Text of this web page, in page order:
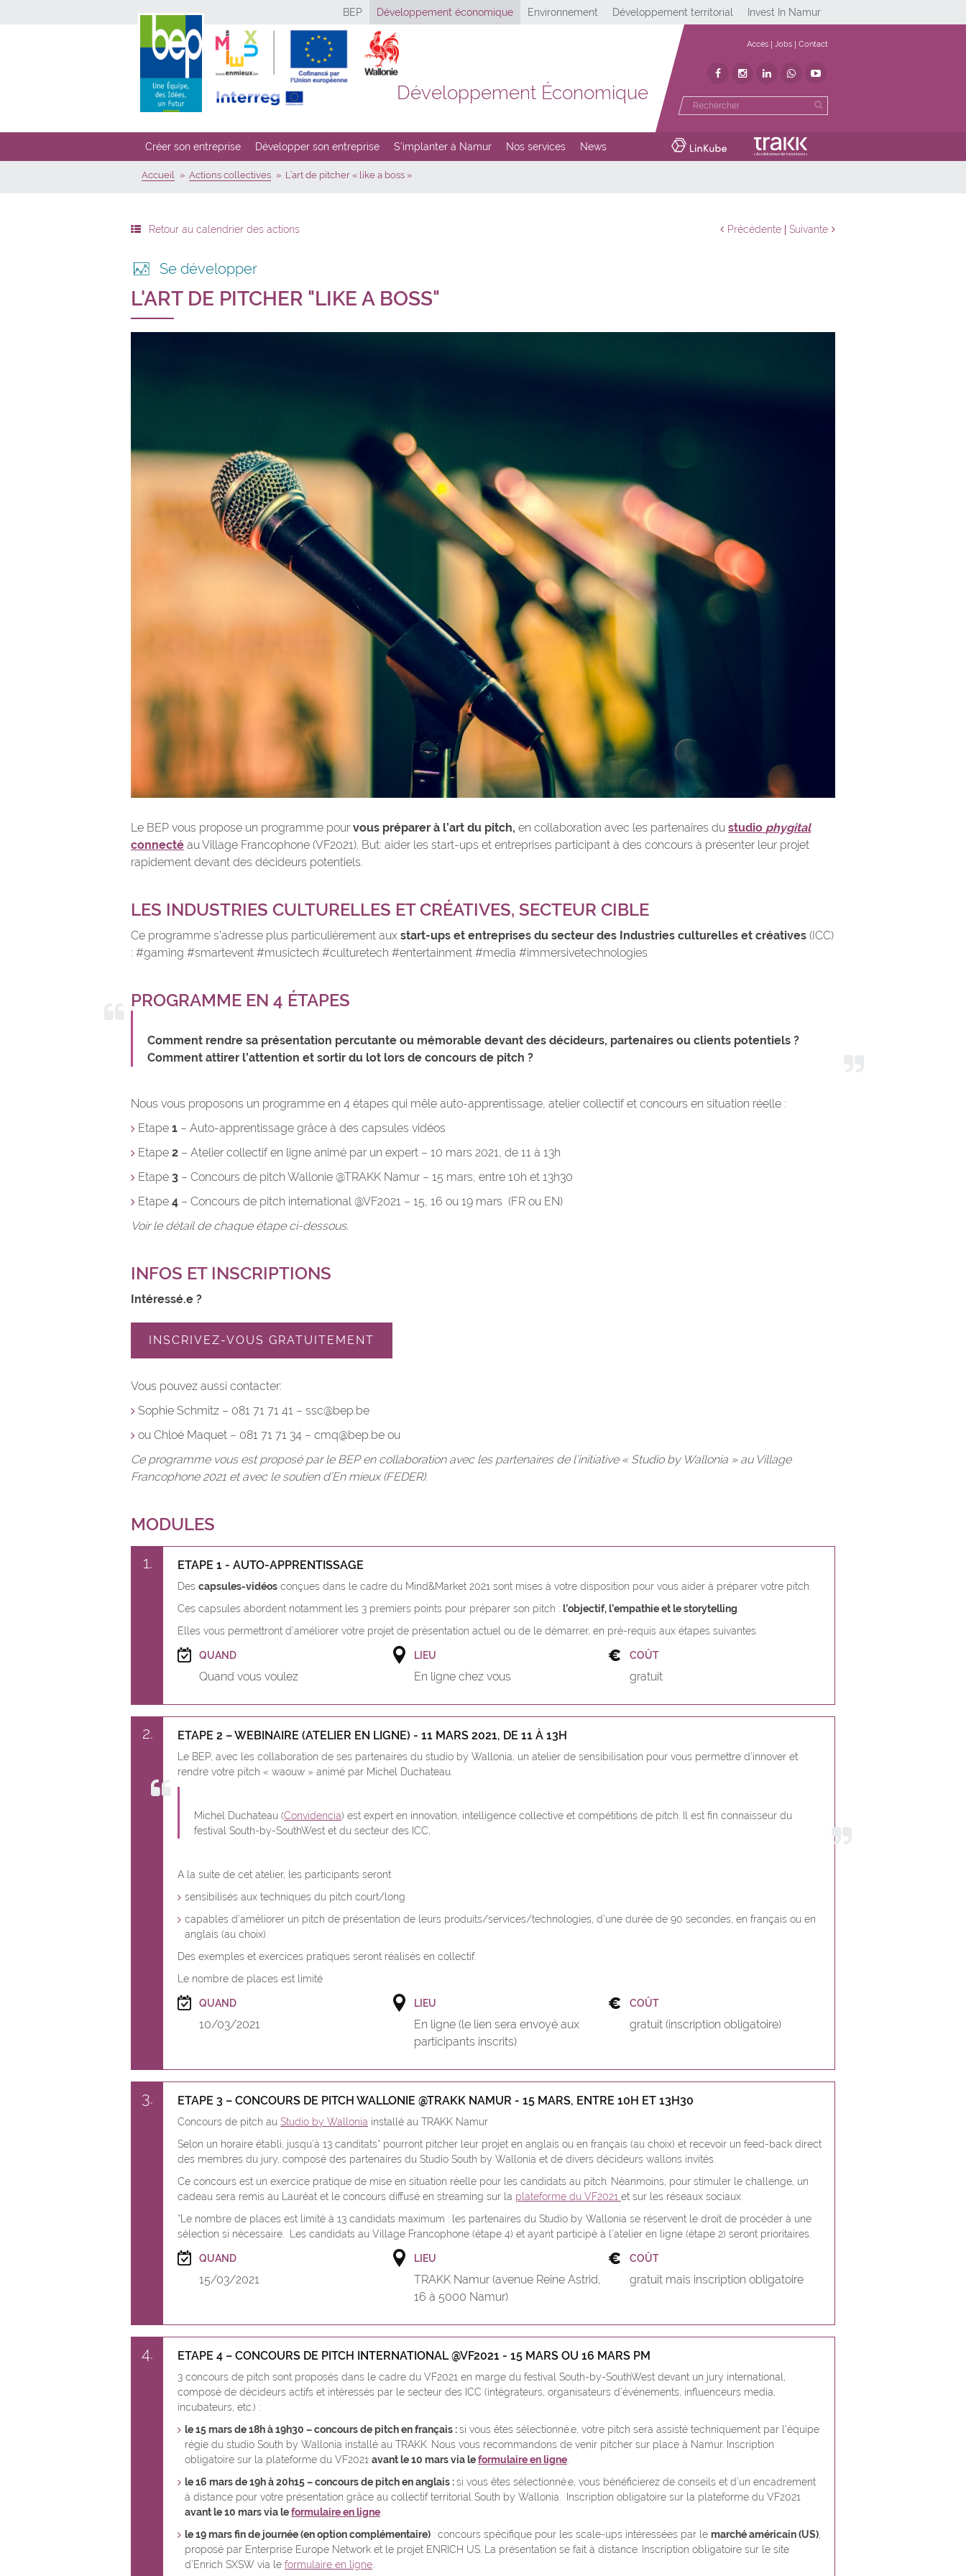
BEP Développement économique Environnement Développement territorial Invest In Namur
Développement Économique
Accès Jobs Contact
Créer son entreprise Développer son entreprise S’implanter à Namur Nos services News
Accueil Actions collectives L’art de pitcher « like a boss »
Retour au calendrier des actions Suivante
Précédente
Se développer
L'ART DE PITCHER "LIKE A BOSS"
Le BEP vous propose un programme pourvous préparer à l’art du pitch, en collaboration avec les partenaires du studio phygital
connecté au Village Francophone (VF2021). But: aider les start-ups et entreprises participant à des concours à présenter leur projet
rapidement devant des décideurs potentiels.
LES INDUSTRIES CULTURELLES ET CRÉATIVES, SECTEUR CIBLE
Ce programme s’adresse plus particulièrement aux start-ups et entreprises du secteur des Industries culturelles et créatives (ICC)
: #gaming #smartevent #musictech #culturetech #entertainment #media #immersivetechnologies
PROGRAMME EN 4 ÉTAPES
Comment rendre sa présentation percutante ou mémorable devant des décideurs, partenaires ou clients potentiels ?
Comment attirer l’attention et sortir du lot lors de concours de pitch ?
Nous vous proposons un programme en 4 étapes qui mêle auto-apprentissage, atelier collectif et concours en situation réelle :
Etape 1 – Auto-apprentissage grâce à des capsules vidéos
Etape 2 – Atelier collectif en ligne animé par un expert – 10 mars 2021, de 11 à 13h
Etape 3 – Concours de pitch Wallonie @TRAKK Namur – 15 mars, entre 10h et 13h30
Etape 4 – Concours de pitch international @VF2021 – 15, 16 ou 19 mars (FR ou EN)
Voir le détail de chaque étape ci-dessous.
INFOS ET INSCRIPTIONS
Intéressé.e ?
INSCRIVEZ-VOUS GRATUITEMENT
Vous pouvez aussi contacter:
Sophie Schmitz – 081 71 71 41 – ssc@bep.be
ou Chloé Maquet – 081 71 71 34 – cmq@bep.be ou
Ce programme vous est proposé par le BEP en collaboration avec les partenaires de l’initiative « Studio by Wallonia » au Village
Francophone 2021 et avec le soutien d’En mieux (FEDER).
MODULES
1 ETAPE 1 - AUTO-APPRENTISSAGE
Des capsules-vidéos conçues dans le cadre du Mind&Market 2021 sont mises à votre disposition pour vous aider à préparer votre pitch.
Ces capsules abordent notamment les 3 premiers points pour préparer son pitch : l’objectif, l’empathie et le storytelling.
Elles vous permettront d’améliorer votre projet de présentation actuel ou de le démarrer, en pré-requis aux étapes suivantes.
QUAND
Quand vous voulez
LIEU
En ligne chez vous
COÛT
gratuit
2 ETAPE 2 – WEBINAIRE (ATELIER EN LIGNE) - 11 MARS 2021, DE 11 À 13H
Le BEP, avec les collaboration de ses partenaires du studio by Wallonia, un atelier de sensibilisation pour vous permettre d’innover et
rendre votre pitch « waouw » animé par Michel Duchateau.
Michel Duchateau (Convidencia) est expert en innovation, intelligence collective et compétitions de pitch. Il est fin connaisseur du
festival South-by-SouthWest et du secteur des ICC,
A la suite de cet atelier, les participants seront
sensibilisés aux techniques du pitch court/long
capables d’améliorer un pitch de présentation de leurs produits/services/technologies, d’une durée de 90 secondes, en français ou en
anglais (au choix).
Des exemples et exercices pratiques seront réalisés en collectif.
Le nombre de places est limité
QUAND
10/03/2021
LIEU
En ligne (le lien sera envoyé aux
participants inscrits)
COÛT
gratuit (inscription obligatoire)
3 ETAPE 3 – CONCOURS DE PITCH WALLONIE @TRAKK NAMUR - 15 MARS, ENTRE 10H ET 13H30
Concours de pitch au Studio by Wallonia installé au TRAKK Namur
Selon un horaire établi, jusqu’à 13 canditats* pourront pitcher leur projet en anglais ou en français (au choix) et recevoir un feed-back direct
des membres du jury, composé des partenaires du Studio South by Wallonia et de divers décideurs wallons invités.
Ce concours est un exercice pratique de mise en situation réelle pour les candidats au pitch. Néanmoins, pour stimuler le challenge, un
cadeau sera remis au Lauréat et le concours diffusé en streaming sur la plateforme du VF2021 et sur les réseaux sociaux.
*Le nombre de places est limité à 13 candidats maximum : les partenaires du Studio by Wallonia se réservent le droit de procéder à une
sélection si nécessaire. Les candidats au Village Francophone (étape 4) et ayant participé à l’atelier en ligne (étape 2) seront prioritaires.
QUAND
15/03/2021
LIEU
TRAKK Namur (avenue Reine Astrid,
16 à 5000 Namur)
COÛT
gratuit mais inscription obligatoire
4 ETAPE 4 – CONCOURS DE PITCH INTERNATIONAL @VF2021 - 15 MARS OU 16 MARS PM
3 concours de pitch sont proposés dans le cadre du VF2021 en marge du festival South-by-SouthWest devant un jury international,
composé de décideurs actifs et intéressés par le secteur des ICC (intégrateurs, organisateurs d’événements, influenceurs media,
incubateurs, etc.) :
le 15 mars de 18h à 19h30 – concours de pitch en français :si vous êtes sélectionné.e, votre pitch sera assisté techniquement par l’équipe
régie du studio South by Wallonia installé au TRAKK. Nous vous recommandons de venir pitcher sur place à Namur. Inscription
obligatoire sur la plateforme du VF2021 avant le 10 mars via leformulaire en ligne.
le 16 mars de 19h à 20h15 – concours de pitch en anglais :si vous êtes sélectionné.e, vous bénéficierez de conseils et d’un encadrement
à distance pour votre présentation grâce au collectif territorial South by Wallonia. Inscription obligatoire sur la plateforme du VF2021
avant le 10 mars via leformulaire en ligne.
le 19 mars fin de journée (en option complémentaire) : concours spécifique pour les scale-ups intéressées par le marché américain (US),
proposé par Enterprise Europe Network et le projet ENRICH US. La présentation se fait à distance. Inscription obligatoire sur le site
d’Enrich SXSW via le formulaire en ligne.